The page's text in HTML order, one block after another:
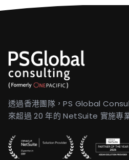
透過香港團隊，PS Global
來超過 20 年的 NetSuite 實施專